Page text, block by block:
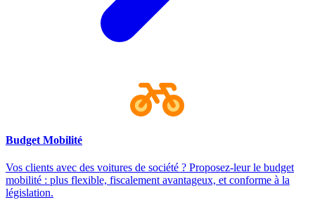
Budget Mobilité
Vos clients avec des voitures de société ? Proposez-leur le budget
mobilité : plus flexible, fiscalement avantageux, et conforme à la
législation.